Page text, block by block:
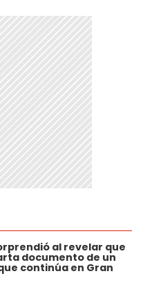
al revelar que
documento de un
continúa en Gran